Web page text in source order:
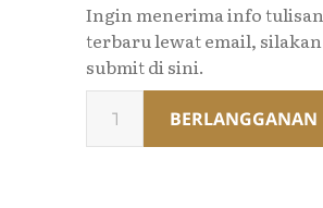
Ingin menerima info tulisan
terbaru lewat email, silakan
submit di sini.
your
email…
BERLANGGANAN